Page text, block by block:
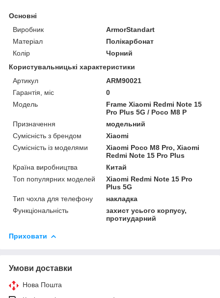
Основні
Виробник
ArmorStandart
Матеріал
Полікарбонат
Колір
Чорний
Користувальницькі характеристики
Артикул
ARM90021
Гарантія, міс
0
Мoдель
Frame Xiaomi Redmi Note 15
Pro Plus 5G / Poco M8 P
Призначення
модельний
Сумісність з брендом
Xiaomi
Сумісність із моделями
Xiaomi Poco M8 Pro, Xiaomi
Redmi Note 15 Pro Plus
Країна виробництва
Китай
Топ популярних моделей
Xiaomi Redmi Note 15 Pro
Plus 5G
Тип чохла для телефону
накладка
Функціональність
захист усього корпусу,
протиударний
Приховати
Умови доставки
Нова Пошта